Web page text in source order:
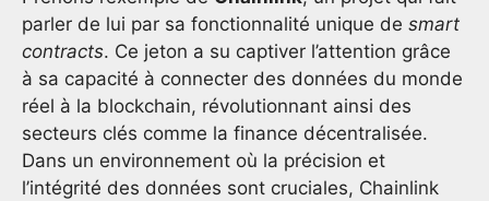
parler de lui par sa fonctionnalité unique de smart
contracts. Ce jeton a su captiver l’attention grâce
à sa capacité à connecter des données du monde
réel à la blockchain, révolutionnant ainsi des
secteurs clés comme la finance décentralisée.
Dans un environnement où la précision et
l’intégrité des données sont cruciales, Chainlink